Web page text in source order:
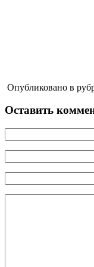
Опубликовано в
Оставить